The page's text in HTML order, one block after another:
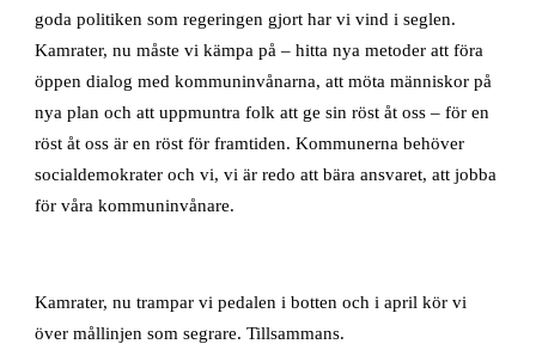
goda politiken som regeringen gjort har vi vind i seglen.
Kamrater, nu måste vi kämpa på – hitta nya metoder att föra
öppen dialog med kommuninvånarna, att möta människor på
nya plan och att uppmuntra folk att ge sin röst åt oss – för en
röst åt oss är en röst för framtiden. Kommunerna behöver
socialdemokrater och vi, vi är redo att bära ansvaret, att jobba
för våra kommuninvånare.
Kamrater, nu trampar vi pedalen i botten och i april kör vi
över mållinjen som segrare. Tillsammans.